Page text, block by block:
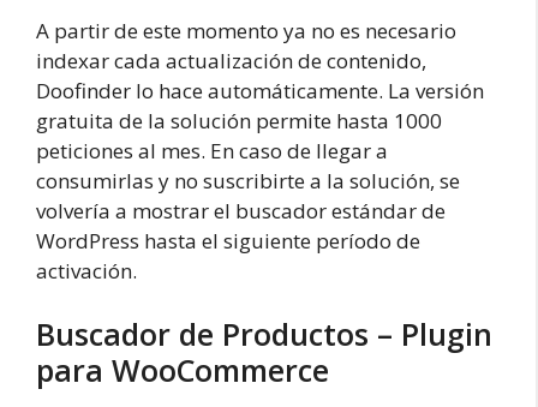
A partir de este momento ya no es necesario
indexar cada actualización de contenido,
Doofinder lo hace automáticamente. La versión
gratuita de la solución permite hasta 1000
peticiones al mes. En caso de llegar a
consumirlas y no suscribirte a la solución, se
volvería a mostrar el buscador estándar de
WordPress hasta el siguiente período de
activación.
Buscador de Productos – Plugin
para WooCommerce